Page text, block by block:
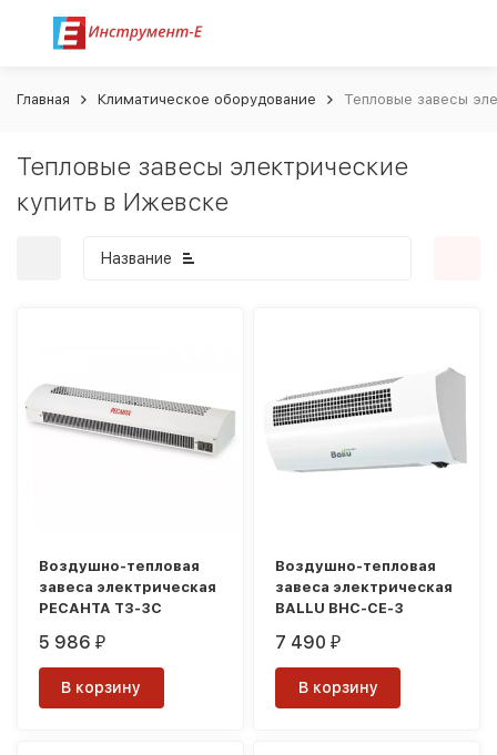
Главная Климатическое оборудование Тепловые завесы
Тепловые завесы электрические
купить в Ижевске
Название
покупателей
Воздушно-тепловая
завеса электрическая
РЕСАНТА ТЗ-3С
5 986₽
В корзину
Воздушно-тепловая
завеса электрическая
BALLU BHC-CE-3
7 490₽
В корзину